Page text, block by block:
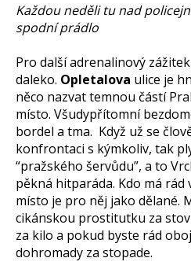
Každou neděli tu nad
spodní prádlo
Pro další adrenalinový
daleko. Opletalova ulice je
něco nazvat temnou částí
místo. Všudypřítomní
bordel a tma. Když už se
konfrontaci s kýmkoliv, tak
“pražského šervůdu”, a to
pěkná hitparáda. Kdo má
místo je pro něj jako dělané.
cikánskou prostitutku za
za kilo a pokud byste rád
dohromady za stopade.